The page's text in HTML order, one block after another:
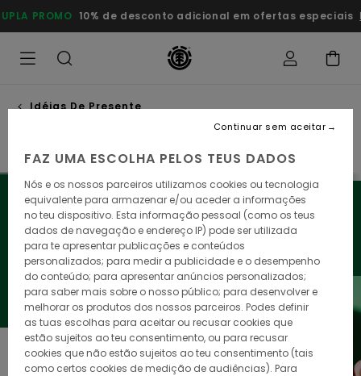
para
a
produtos
DUPLA PROMO 10% de desconto adicional em ofertas
Idéias De Presente
Quer causar impacto nesta época festiva? Deixe-nos
apresentar-lhe a nossa seleção de artigos desportivos,
roupa e acessórios, para oferecer aos seus entes
queridos o melhor da Element.
FAZ UMA ESCOLHA PELOS TEUS DADOS
Nós e os nossos parceiros utilizamos cookies ou tecnologia
equivalente para armazenar e/ou aceder a informações
no teu dispositivo. Esta informação pessoal (como os teus
dados de navegação e endereço IP) pode ser utilizada
para te apresentar publicações e conteúdos
personalizados; para medir a publicidade e o desempenho
do conteúdo; para apresentar anúncios personalizados;
para saber mais sobre o nosso público; para desenvolver e
melhorar os produtos dos nossos parceiros. Podes definir
as tuas escolhas para aceitar ou recusar cookies que
estão sujeitos ao teu consentimento, ou para recusar
cookies que não estão sujeitos ao teu consentimento (tais
como certos cookies de medição de audiências). Para
Continuar sem aceitar